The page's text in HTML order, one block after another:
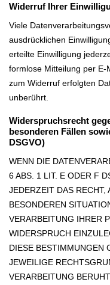
Widerruf Ihrer
Viele
ausdrücklichen
erteilte Einwilligung
formlose Mitteilung per
zum Widerruf erfolgten
unberührt.
Widerspruchsrecht
besonderen Fällen
DSGVO)
WENN DIE
6 ABS. 1 LIT. E ODER F
JEDERZEIT DAS RECHT,
BESONDEREN
VERARBEITUNG IHRER
WIDERSPRUCH
DIESE BESTIMMUNGEN
JEWEILIGE
VERARBEITUNG